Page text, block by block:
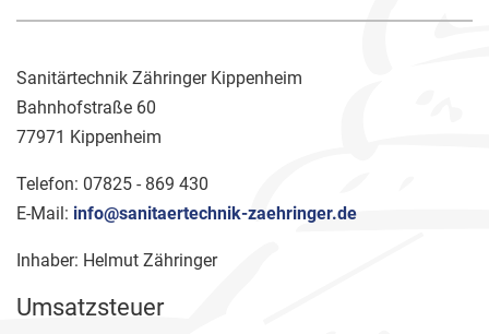
Sanitärtechnik Zähringer Kippenheim
Bahnhofstraße 60
77971 Kippenheim
Telefon: 07825 - 869 430
E-Mail: info@sanitaertechnik-zaehringer.de
Inhaber: Helmut Zähringer
Umsatzsteuer